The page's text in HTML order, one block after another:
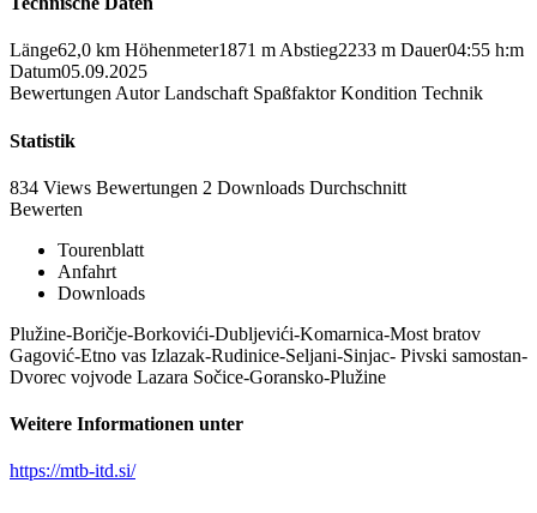
Länge62,0 km Höhenmeter1871 m Abstieg2233 m Dauer04:55 h:m
Datum05.09.2025
Bewertungen Autor Landschaft Spaßfaktor Kondition Technik
Statistik
834 Views Bewertungen 2 Downloads Durchschnitt
Bewerten
Tourenblatt
Anfahrt
Downloads
Plužine-Boričje-Borkovići-Dubljevići-Komarnica-Most bratov
Gagović-Etno vas Izlazak-Rudinice-Seljani-Sinjac- Pivski samostan-
Dvorec vojvode Lazara Sočice-Goransko-Plužine
Weitere Informationen unter
https://mtb-itd.si/